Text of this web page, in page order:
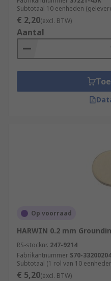
Subtotaal 10 eenheden
€ 2,20(excl. BTW)
Aantal
Op voorraad
HARWIN 0.2 mm
RS-stocknr. 247-9214
Fabrikantnummer S70-
Subtotaal (1 rol van 10
€ 5,20(excl. BTW)